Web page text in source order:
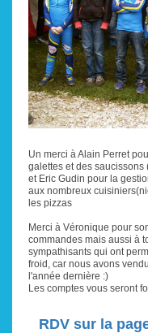
Un merci à Alain Perret
galettes et des saucissons
et Eric Gudin pour la
aux nombreux
les pizzas
Merci à Véronique pour
commandes mais aussi à
sympathisants qui ont
froid, car nous avons
l'année dernière :)
Les comptes vous seront
RDV sur la